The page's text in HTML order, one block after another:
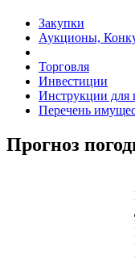
Закупки
Аукционы,
Торговля
Инвестиции
Инструкции для
Перечень
Прогноз